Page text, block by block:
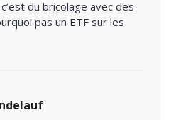
du bricolage avec des
pas un ETF sur les